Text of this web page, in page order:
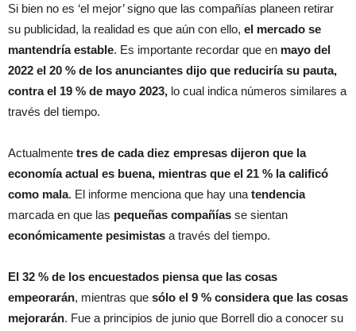
Si bien no es ‘el mejor’ signo que las compañías planeen retirar
su publicidad, la realidad es que aún con ello, el mercado se
mantendría estable. Es importante recordar que en mayo del
2022 el 20 % de los anunciantes dijo que reduciría su pauta,
contra el 19 % de mayo 2023, lo cual indica números similares a
través del tiempo.
Actualmente tres de cada diez empresas dijeron que la
economía actual es buena, mientras que el 21 % la calificó
como mala. El informe menciona que hay una tendencia
marcada en que las pequeñas compañías se sientan
económicamente pesimistas a través del tiempo.
El 32 % de los encuestados piensa que las cosas
empeorarán, mientras que sólo el 9 % considera que las cosas
mejorarán. Fue a principios de junio que Borrell dio a conocer su